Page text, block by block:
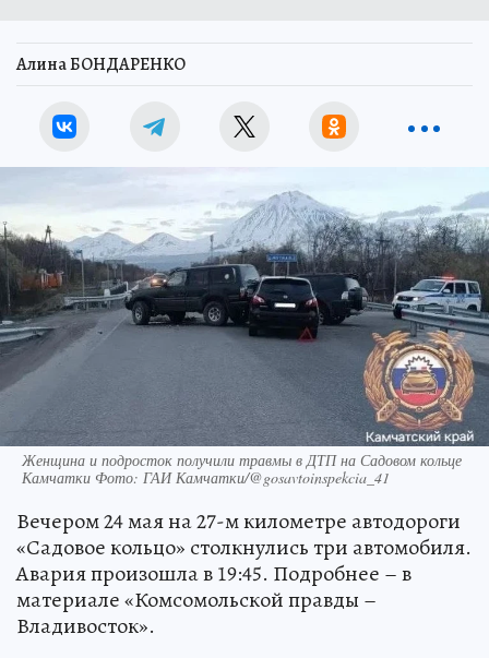
Алина БОНДАРЕНКО
Женщина и подросток получили травмы в ДТП на Садовом кольце
Камчатки Фото: ГАИ Камчатки/@gosavtoinspekcia_41
Вечером 24 мая на 27-м километре автодороги
«Садовое кольцо» столкнулись три автомобиля.
Авария произошла в 19:45. Подробнее – в
материале «Комсомольской правды –
Владивосток».